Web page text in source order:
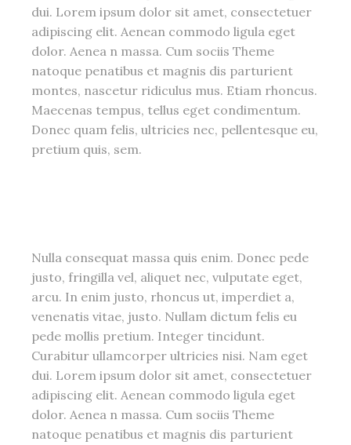
dui. Lorem ipsum dolor sit amet, consectetuer
adipiscing elit. Aenean commodo ligula eget
dolor. Aenea n massa. Cum sociis Theme
natoque penatibus et magnis dis parturient
montes, nascetur ridiculus mus. Etiam rhoncus.
Maecenas tempus, tellus eget condimentum.
Donec quam felis, ultricies nec, pellentesque eu,
pretium quis, sem.
Nulla consequat massa quis enim. Donec pede
justo, fringilla vel, aliquet nec, vulputate eget,
arcu. In enim justo, rhoncus ut, imperdiet a,
venenatis vitae, justo. Nullam dictum felis eu
pede mollis pretium. Integer tincidunt.
Curabitur ullamcorper ultricies nisi. Nam eget
dui. Lorem ipsum dolor sit amet, consectetuer
adipiscing elit. Aenean commodo ligula eget
dolor. Aenea n massa. Cum sociis Theme
natoque penatibus et magnis dis parturient